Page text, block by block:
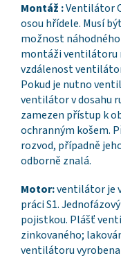
Montáž :Ventilátor
osou hřídele. Musí
možnost
montáži ventilátoru
vzdálenost
Pokud je nutno
ventilátor v dosahu
zamezen přístup k
ochranným košem.
rozvod, případně
odborně znalá.
Motor:ventilátor je
práci S1.
pojistkou. Plášť
zinkovaného;
ventilátoru